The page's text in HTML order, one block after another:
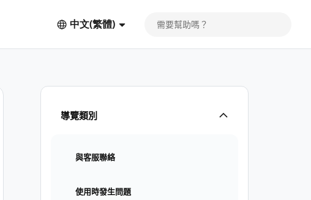
中文(繁體)
導覽類別
與客服聯絡
使用時發生問題